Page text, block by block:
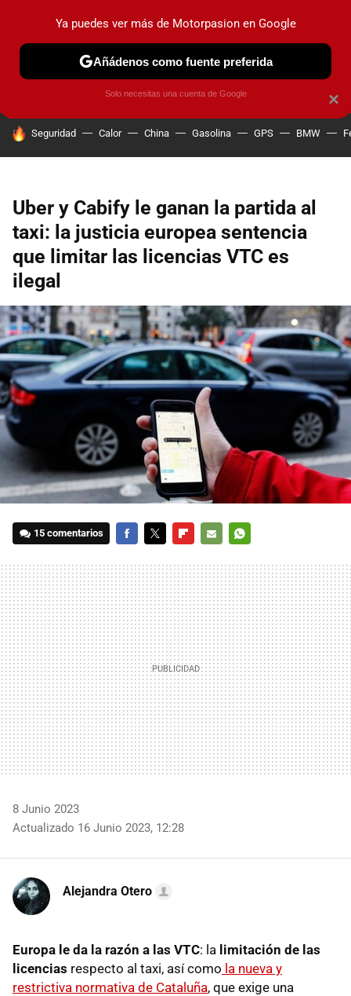
PRUEBAS COCHES ELÉCTRICOS OBSERVATORIO
HOY SE HABLA DE
Seguridad Calor China Gasolina GPS BMW
Uber y Cabify le ganan la partida al
taxi: la justicia europea sentencia
que limitar las licencias VTC es
ilegal
15 comentarios
MAIL
8 Junio 2023
Actualizado 16 Junio 2023, 12:28
Alejandra Otero
Europa le da la razón a las VTC: la limitación de las
licencias respecto al taxi, así como la nueva y
restrictiva normativa de Cataluña, que exige una
×
Ya puedes ver más de Motorpasion en Google
Añádenos como fuente preferida
Solo necesitas una cuenta de Google